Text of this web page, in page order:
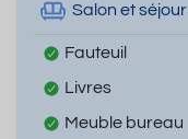
Salon et séjour
Fauteuil
Livres
Meuble bureau